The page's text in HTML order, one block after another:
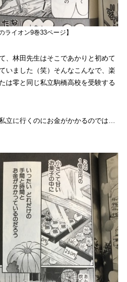
ライオン9巻33ページ】
、林田先生はそこであかりと初めて
いました（笑）そんなこんなで、楽
は零と同じ私立駒橋高校を受験する
立に行くのにお金がかかるのでは…